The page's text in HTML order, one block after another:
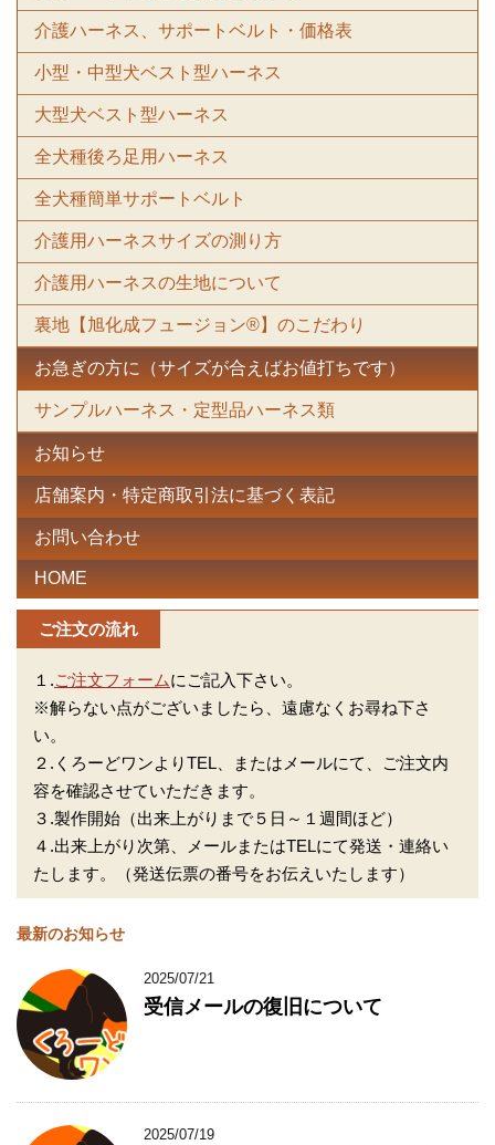
介護ハーネス、サポートベルト・価格表
小型・中型犬ベスト型ハーネス
大型犬ベスト型ハーネス
全犬種後ろ足用ハーネス
全犬種簡単サポートベルト
介護用ハーネスサイズの測り方
介護用ハーネスの生地について
裏地【旭化成フュージョン®】のこだわり
お急ぎの方に（サイズが合えばお値打ちです）
サンプルハーネス・定型品ハーネス類
お知らせ
店舗案内・特定商取引法に基づく表記
お問い合わせ
HOME
ご注文の流れ
１.ご注文フォームにご記入下さい。
※解らない点がございましたら、遠慮なくお尋ね下さ
い。
２.くろーどワンよりTEL、またはメールにて、ご注文内
容を確認させていただきます。
３.製作開始（出来上がりまで５日～１週間ほど）
４.出来上がり次第、メールまたはTELにて発送・連絡い
たします。（発送伝票の番号をお伝えいたします）
最新のお知らせ
2025/07/21
受信メールの復旧について
2025/07/19